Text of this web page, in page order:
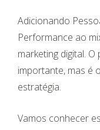
Adicionando
Performance ao
marketing digital.
importante, mas é
estratégia.
Vamos conhecer